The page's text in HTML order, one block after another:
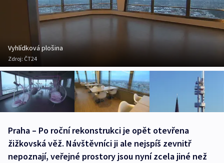
Vyhlídková plošina
Zdroj: ČT24
Praha – Po roční rekonstrukci je opět otevřena
žižkovská věž. Návštěvníci ji ale nejspíš zevnitř
nepoznají, veřejné prostory jsou nyní zcela jiné než